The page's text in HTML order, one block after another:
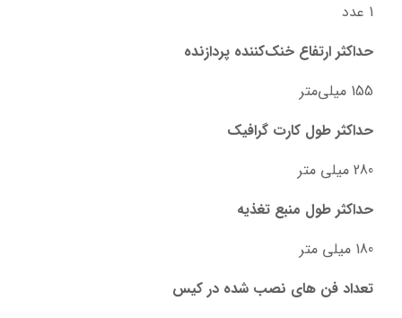
1 عدد
حداکثر ارتفاع خنک‌کننده پردازنده
155 میلی‌متر
حداکثر طول کارت گرافیک
280 میلی متر
حداکثر طول منبع تغذیه
180 میلی متر
تعداد فن های نصب شده در کیس